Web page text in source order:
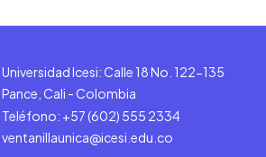
Universidad Icesi: Calle 18 No. 122-135
Pance, Cali - Colombia
Teléfono: +57 (602) 555 2334
ventanillaunica@icesi.edu.co